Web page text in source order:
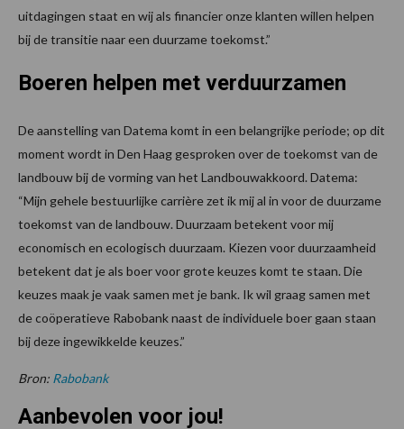
uitdagingen staat en wij als financier onze klanten willen helpen
bij de transitie naar een duurzame toekomst.”
Boeren helpen met verduurzamen
De aanstelling van Datema komt in een belangrijke periode; op dit
moment wordt in Den Haag gesproken over de toekomst van de
landbouw bij de vorming van het Landbouwakkoord. Datema:
“Mijn gehele bestuurlijke carrière zet ik mij al in voor de duurzame
toekomst van de landbouw. Duurzaam betekent voor mij
economisch en ecologisch duurzaam. Kiezen voor duurzaamheid
betekent dat je als boer voor grote keuzes komt te staan. Die
keuzes maak je vaak samen met je bank. Ik wil graag samen met
de coöperatieve Rabobank naast de individuele boer gaan staan
bij deze ingewikkelde keuzes.”
Bron: Rabobank
Aanbevolen voor jou!